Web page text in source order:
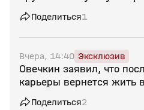
Поделиться1
Вчера, 14:40 Эксклюзив
Овечкин заявил, что
карьеры вернется жить
Поделиться2